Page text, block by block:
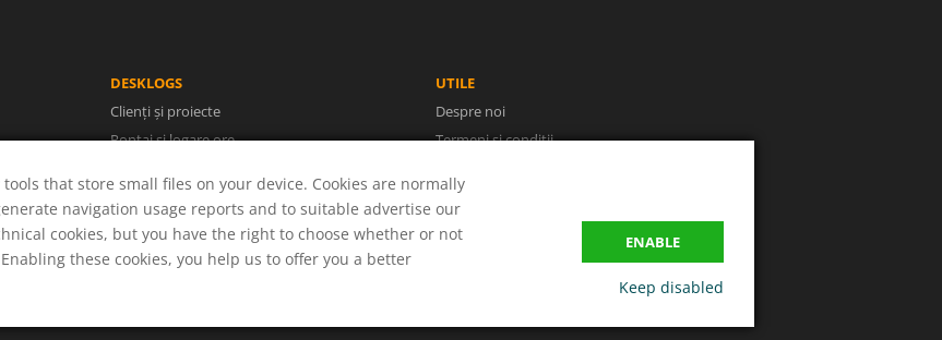
DESKLOGS
Clienți și proiecte
Pontaj și logare ore
Utilizatori și concedii
UTILE
Despre noi
Termeni și condiții
ANPC
that store small files on your device. Cookies are normally
navigation usage reports and to suitable advertise our
cookies, but you have the right to choose whether or not
these cookies, you help us to offer you a better
ENABLE
Keep disabled